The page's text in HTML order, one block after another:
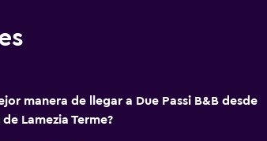
manera de llegar a Due Passi B&B desde
Lamezia Terme?